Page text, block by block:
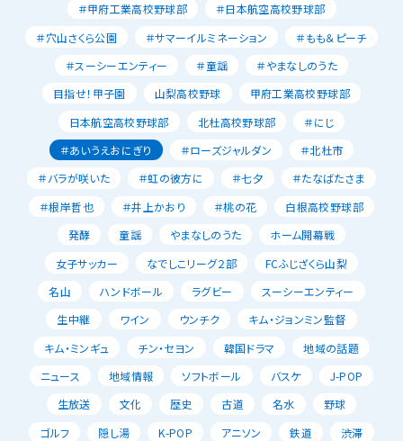
＃甲府工業高校野球部
＃日本航空高校野球部
＃穴山さくら公園
＃サマーイルミネーション
＃もも＆ピーチ
＃スーシーエンティー
＃童謡
＃やまなしのうた
目指せ！甲子園
山梨高校野球
甲府工業高校野球部
日本航空高校野球部
北杜高校野球部
＃にじ
＃あいうえおにぎり
＃ローズジャルダン
＃北杜市
＃バラが咲いた
＃虹の彼方に ＃七夕
＃たなばたさま
＃根岸哲也
＃井上かおり ＃桃の花
白根高校野球部
発酵
童謡 やまなしのうた
ホーム開幕戦
女子サッカー
なでしこリーグ２部
FCふじざくら山梨
名山
ハンドボール ラグビー
スーシーエンティー
生中継
ワイン ウンチク
キム・ジョンミン監督
キム・ミンギュ
チン・セヨン 韓国ドラマ
地域の話題
ニュース
地域情報 ソフトボール バスケ
J-POP
生放送
文化 歴史 古道 名水
野球
ゴルフ
隠し湯 K-POP アニソン 鉄道
渋滞